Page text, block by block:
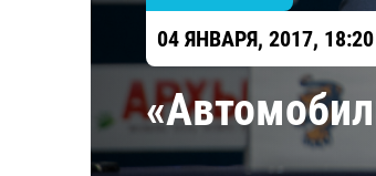
04 ЯНВАРЯ, 2017, 18:20